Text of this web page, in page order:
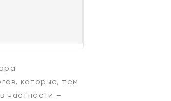
которые, тем
частности –